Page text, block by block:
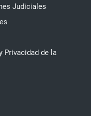
Judiciales
Privacidad de la